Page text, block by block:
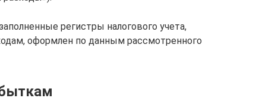
регистры налогового учета,
оформлен по данным рассмотренного